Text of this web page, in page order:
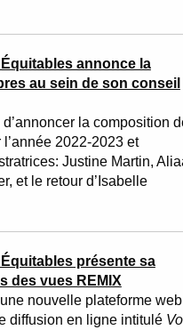
annonce la
au sein de son conseil
la composition
2022-2023 et
Justine Martin,
et le retour d’Isabelle
présente sa
des vues REMIX
nouvelle plateforme web
diffusion en ligne intitulé